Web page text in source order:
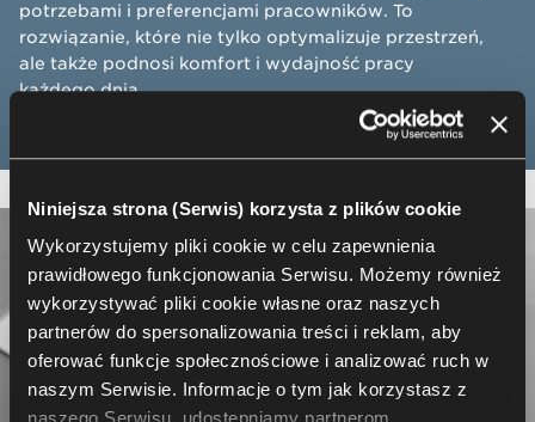
Niniejsza strona (Serwis) korzysta z plików cookie
Wykorzystujemy pliki cookie w celu zapewnienia
prawidłowego funkcjonowania Serwisu. Możemy również
wykorzystywać pliki cookie własne oraz naszych
partnerów do spersonalizowania treści i reklam, aby
oferować funkcje społecznościowe i analizować ruch w
naszym Serwisie. Informacje o tym jak korzystasz z
potrzebami i preferencjami pracowników. To
rozwiązanie, które nie tylko optymalizuje przestrzeń,
ale także podnosi komfort i wydajność pracy
każdego dnia​.